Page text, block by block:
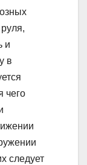
и
в
чего
следует